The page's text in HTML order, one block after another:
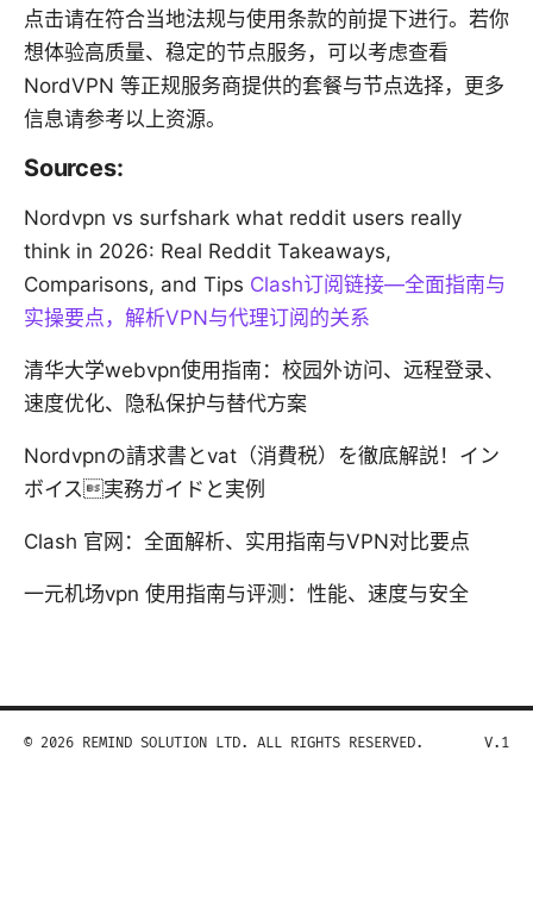
点击请在符合当地法规与使用条款的前提下进行。若你
想体验高质量、稳定的节点服务，可以考虑查看
NordVPN 等正规服务商提供的套餐与节点选择，更多
信息请参考以上资源。
Sources:
Nordvpn vs surfshark what reddit users really
think in 2026: Real Reddit Takeaways,
Comparisons, and Tips Clash订阅链接—全面指南与
实操要点，解析VPN与代理订阅的关系
清华大学webvpn使用指南：校园外访问、远程登录、
速度优化、隐私保护与替代方案
Nordvpnの請求書とvat（消費税）を徹底解説！イン
ボイス実務ガイドと実例
Clash 官网：全面解析、实用指南与VPN对比要点
一元机场vpn 使用指南与评测：性能、速度与安全
© 2026 REMIND SOLUTION LTD. ALL RIGHTS RESERVED. V.1